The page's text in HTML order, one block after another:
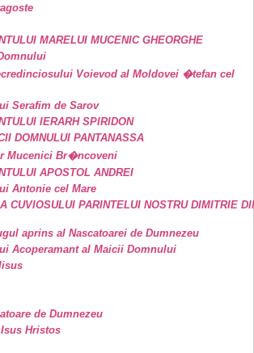
MARELUI MUCENIC GHEORGHE
Voievod al Moldovei �tefan cel
Serafim de Sarov
IERARH SPIRIDON
DOMNULUI PANTANASSA
Mucenici Br�ncoveni
APOSTOL ANDREI
Antonie cel Mare
CUVIOSULUI PARINTELUI NOSTRU DIMITRIE
aprins al Nascatoarei de Dumnezeu
Acoperamant al Maicii Domnului
de Dumnezeu
Hristos